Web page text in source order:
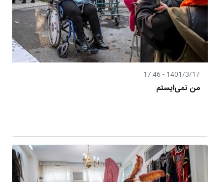
1401/3/17 - 17:46
من نمی‌ایستم